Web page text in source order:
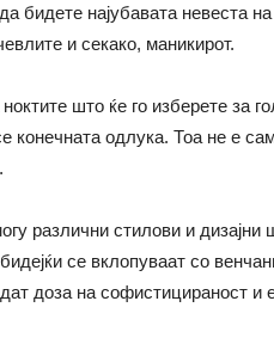
бидете најубавата невеста
и секако, маникирот.
ноктите што ќе го изберете
конечната одлука. Тоа не е
различни стилови и
се вклопуваат со
доза на софистицираност и